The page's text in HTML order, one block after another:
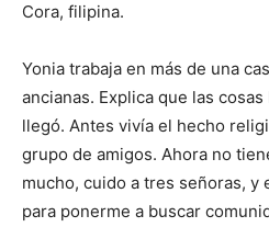
Cora, filipina.
Yonia trabaja en más de una
ancianas. Explica que las
llegó. Antes vivía el hecho
grupo de amigos. Ahora no
mucho, cuido a tres señoras, y
para ponerme a buscar